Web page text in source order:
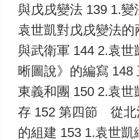
與戊戌變法 139 1.
袁世凱對戊戌變法
與武衛軍 144 2.袁
晰圖說》的編寫
東義和團 150 2.袁
存 152 第四節 從北
的組建 153 1.袁世